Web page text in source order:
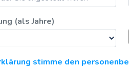
(als Jahre)
stimme den